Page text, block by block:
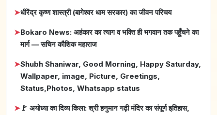
➤धीरेंद्र कृष्ण शास्त्री (बागेश्वर धाम सरकार) का जीवन परिचय
➤Bokaro News: अहंकार का त्याग व भक्ति ही भगवान तक पहुँचने का
मार्ग — सचिन कौशिक महाराज
➤Shubh Shaniwar, Good Morning, Happy Saturday,
Wallpaper, image, Picture, Greetings,
Status,Photos, Whatsapp status
➤🚩 अयोध्या का दिव्य किला: श्री हनुमान गढ़ी मंदिर का संपूर्ण इतिहास,